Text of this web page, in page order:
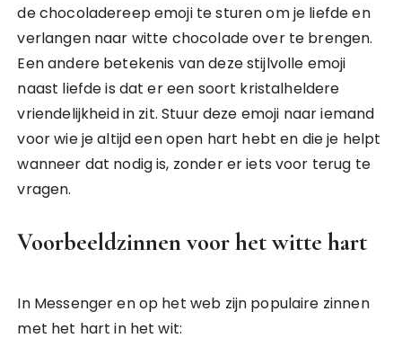
de chocoladereep emoji te sturen om je liefde en
verlangen naar witte chocolade over te brengen.
Een andere betekenis van deze stijlvolle emoji
naast liefde is dat er een soort kristalheldere
vriendelijkheid in zit. Stuur deze emoji naar iemand
voor wie je altijd een open hart hebt en die je helpt
wanneer dat nodig is, zonder er iets voor terug te
vragen.
Voorbeeldzinnen voor het witte hart
In Messenger en op het web zijn populaire zinnen
met het hart in het wit: